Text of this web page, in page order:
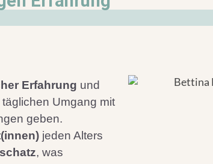
Erfahrung und
Umgang mit
geben.
jeden Alters
, was